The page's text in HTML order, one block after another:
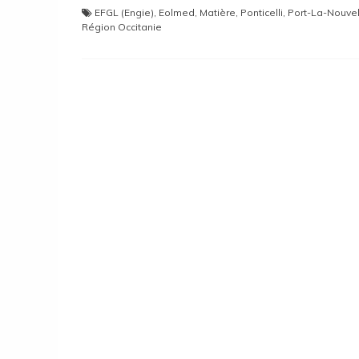
EFGL (Engie), Eolmed, Matière, Ponticelli, Port-La-
Région Occitanie